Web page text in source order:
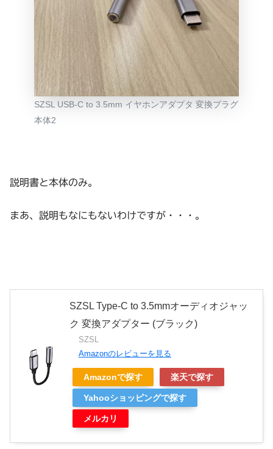
SZSL USB-C to 3.5mm イヤホンアダプタ 変換プラグ
本体2
説明書と本体のみ。
まあ、説明もなにもないわけですが・・・。
SZSL Type-C to 3.5mmオーディオジャッ
ク 変換アダプター (ブラック)
SZSL
Amazonのレビューを見る
Amazonで探す 楽天で探す
Yahooショッピングで探す
メルカリ